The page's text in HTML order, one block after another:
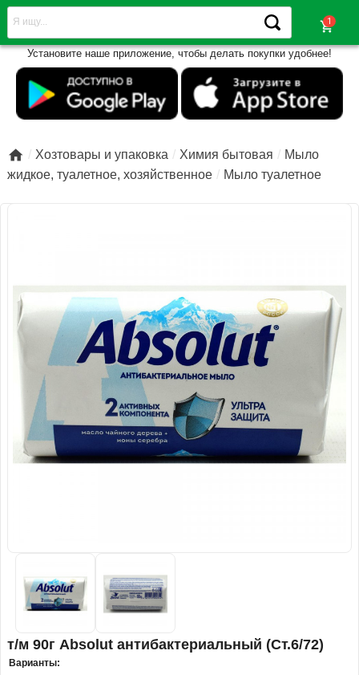
shopping_cart
Установите наше приложение, чтобы делать покупки удобнее!
 Хозтовары и упаковка Химия бытовая
Мыло
жидкое, туалетное, хозяйственное
Мыло туалетное
т/м 90г Absolut антибактериальный (Ст.6/72)
Варианты: